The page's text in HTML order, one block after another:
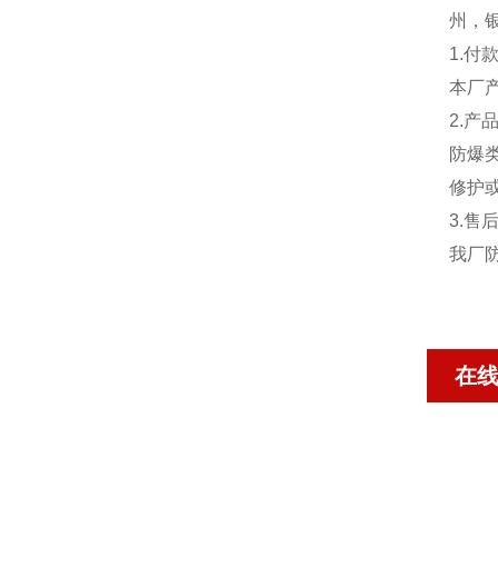
州，
1.付
本厂
2.产
防爆
修护
3.售
我厂
在